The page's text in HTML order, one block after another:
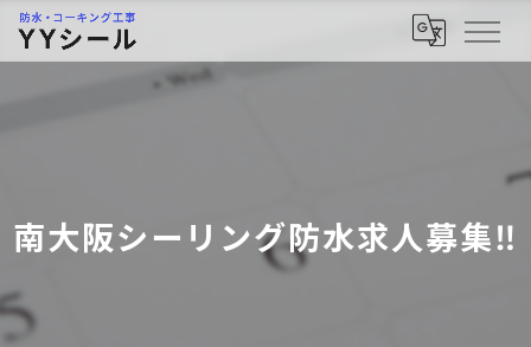
南大阪シーリング防水求人募集‼︎